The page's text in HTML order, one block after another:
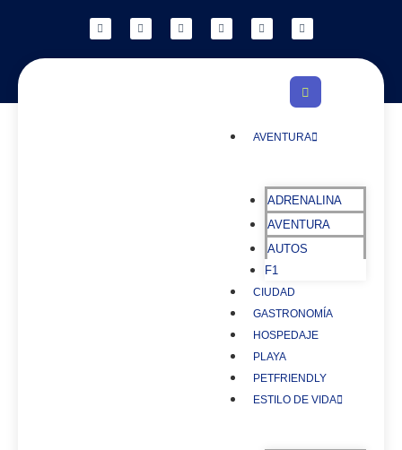
AVENTURA
ADRENALINA
AVENTURA
AUTOS
F1
CIUDAD
GASTRONOMÍA
HOSPEDAJE
PLAYA
PETFRIENDLY
ESTILO DE VIDA